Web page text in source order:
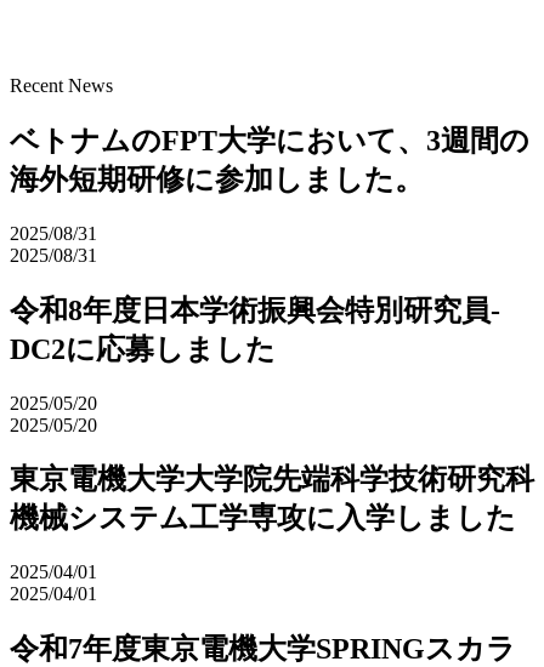
Recent News
ベトナムのFPT大学において、3週間の
海外短期研修に参加しました。
2025/08/31
2025/08/31
令和8年度日本学術振興会特別研究員-
DC2に応募しました
2025/05/20
2025/05/20
東京電機大学大学院先端科学技術研究科
機械システム工学専攻に入学しました
2025/04/01
2025/04/01
令和7年度東京電機大学SPRINGスカラ